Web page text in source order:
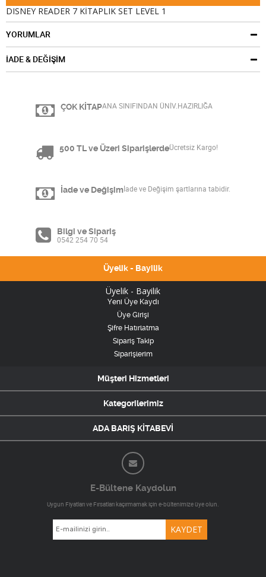
DISNEY READER 7 KİTAPLIK SET LEVEL 1
YORUMLAR
İADE & DEĞİŞİM
ÇOK KİTAPANA SINIFINDAN ÜNİV.HAZIRLIĞA
500 TL ve Üzeri SiparişlerdeÜcretsiz Kargo!
İade ve Değişim İade ve Değişim şartlarına tabidir.
Bilgi ve Sipariş
0542 254 70 54
Üyelik - Bayilik
Üyelik - Bayilik
Yeni Üye Kaydı
Üye Girişi
Şifre Hatırlatma
Sipariş Takip
Siparişlerim
Müşteri Hizmetleri
Kategorilerimiz
ADA BARIŞ KİTABEVİ
E-Bültene Kaydolun
Uygun Fiyatları ve Fırsatları kaçırmamak için e-bültenimize üye olun.